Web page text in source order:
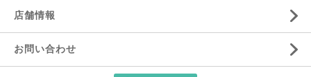
店舗情報
お問い合わせ